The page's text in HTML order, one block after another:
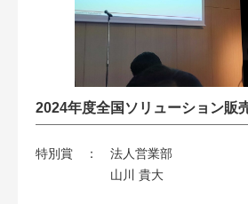
2024年度全国ソリューション販
特別賞 ： 法人営業部
山川 貴大